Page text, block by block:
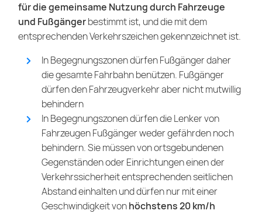
für die gemeinsame Nutzung durch Fahrzeuge
und Fußgängerbestimmt ist, und die mit dem
entsprechenden Verkehrszeichen gekennzeichnet ist.
In Begegnungszonen dürfen Fußgänger daher
die gesamte Fahrbahn benützen. Fußgänger
dürfen den Fahrzeugverkehr aber nicht mutwillig
behindern
In Begegnungszonen dürfen die Lenker von
Fahrzeugen Fußgänger weder gefährden noch
behindern. Sie müssen von ortsgebundenen
Gegenständen oder Einrichtungen einen der
Verkehrssicherheit entsprechenden seitlichen
Abstand einhalten und dürfen nur mit einer
Geschwindigkeit vonhöchstens 20 km/h